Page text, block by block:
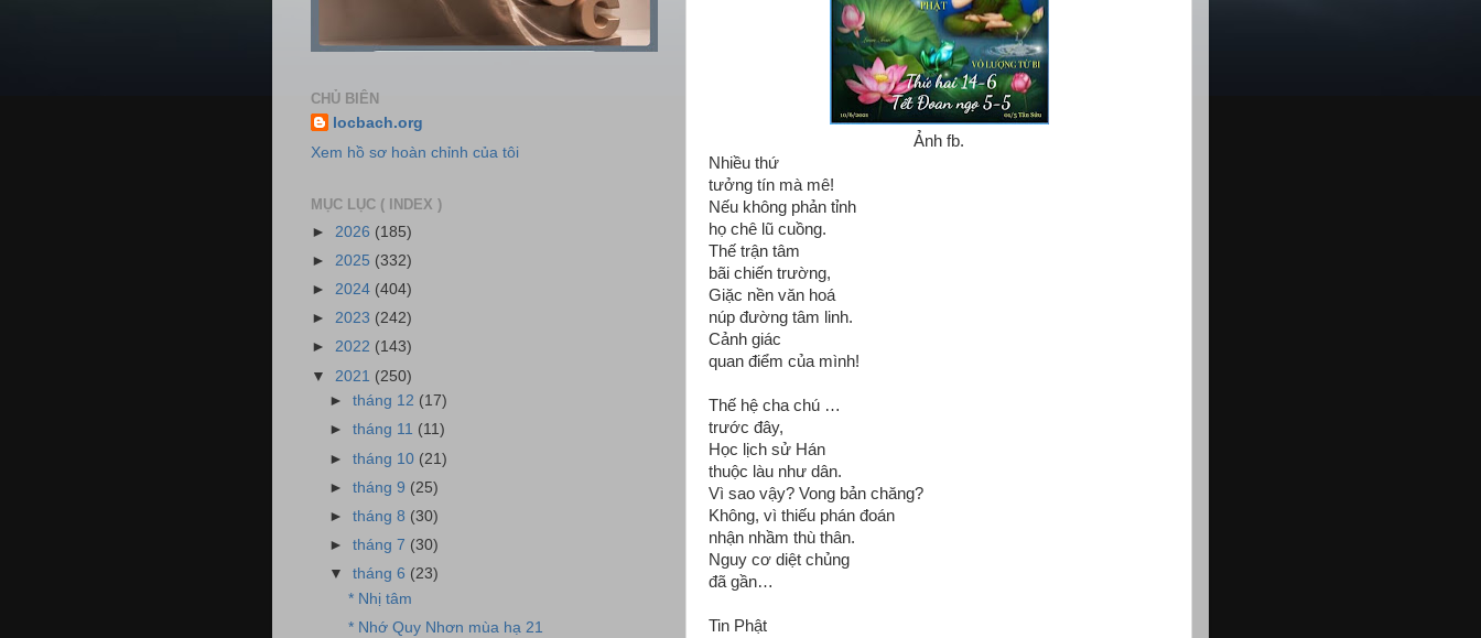
Ảnh fb.
Nhiều thứ
tưởng tín mà mê!
Nếu không phản tỉnh
họ chê lũ cuồng.
Thế trận tâm
bãi chiến trường,
Giặc nền văn hoá
núp đường tâm linh.
Cảnh giác
quan điểm của mình!
Thế hệ cha chú …
trước đây,
Học lịch sử Hán
thuộc làu như dân.
Vì sao vậy? Vong bản chăng?
Không, vì thiếu phán đoán
nhận nhầm thù thân.
Nguy cơ diệt chủng
đã gần…
Tin Phật
CHỦ BIÊN
locbach.org
Xem hồ sơ hoàn chỉnh của tôi
MỤC LỤC ( INDEX )
► 2026 (185)
► 2025 (332)
► 2024 (404)
► 2023 (242)
► 2022 (143)
▼ 2021 (250)
►tháng 12 (17)
►tháng 11 (11)
►tháng 10 (21)
►tháng 9 (25)
►tháng 8 (30)
►tháng 7 (30)
▼tháng 6 (23)
* Nhị tâm
* Nhớ Quy Nhơn mùa hạ 21